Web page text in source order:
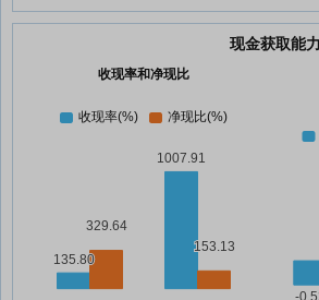
现金获取能力
收现率和净现比